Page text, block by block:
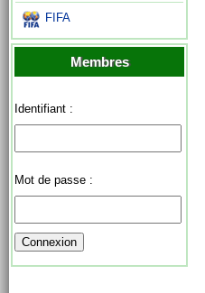
FIFA
Membres
Identifiant :
Mot de passe :